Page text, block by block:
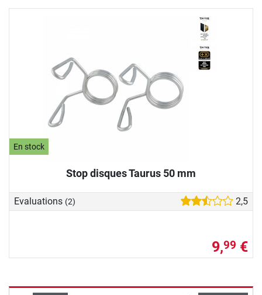
En stock
Stop disques Taurus 50 mm
Evaluations (2) 2,5
9,99 €